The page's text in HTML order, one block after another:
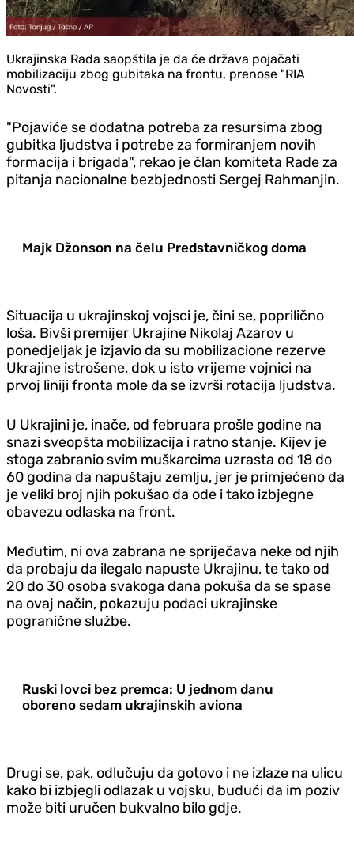
Ukrajinska Rada saopštila je da će država pojačati
mobilizaciju zbog gubitaka na frontu, prenose "RIA
Novosti".
"Pojaviće se dodatna potreba za resursima zbog
gubitka ljudstva i potrebe za formiranjem novih
formacija i brigada", rekao je član komiteta Rade za
pitanja nacionalne bezbjednosti Sergej Rahmanjin.
Majk Džonson na čelu Predstavničkog doma
Situacija u ukrajinskoj vojsci je, čini se, poprilično
loša. Bivši premijer Ukrajine Nikolaj Azarov u
ponedjeljak je izjavio da su mobilizacione rezerve
Ukrajine istrošene, dok u isto vrijeme vojnici na
prvoj liniji fronta mole da se izvrši rotacija ljudstva.
U Ukrajini je, inače, od februara prošle godine na
snazi sveopšta mobilizacija i ratno stanje. Kijev je
stoga zabranio svim muškarcima uzrasta od 18 do
60 godina da napuštaju zemlju, jer je primjećeno da
je veliki broj njih pokušao da ode i tako izbjegne
obavezu odlaska na front.
Međutim, ni ova zabrana ne spriječava neke od njih
da probaju da ilegalo napuste Ukrajinu, te tako od
20 do 30 osoba svakoga dana pokuša da se spase
na ovaj način, pokazuju podaci ukrajinske
pogranične službe.
Ruski lovci bez premca: U jednom danu
oboreno sedam ukrajinskih aviona
Drugi se, pak, odlučuju da gotovo i ne izlaze na ulicu
kako bi izbjegli odlazak u vojsku, budući da im poziv
može biti uručen bukvalno bilo gdje.